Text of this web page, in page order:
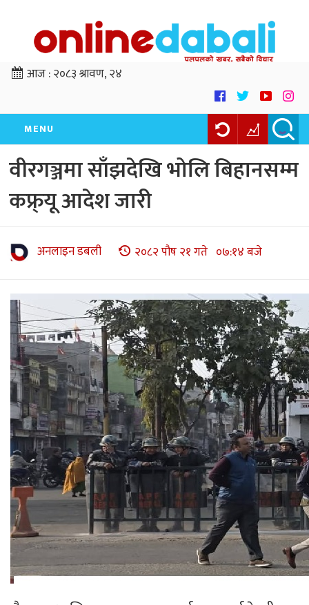
आज :२०८३ श्रावण, २४
MENU
वीरगञ्जमा साँझदेखि भोलि बिहानसम्म
कफ्र्यू आदेश जारी
अनलाइन डबली २०८२ पौष २१ गते ०७:१४ बजे